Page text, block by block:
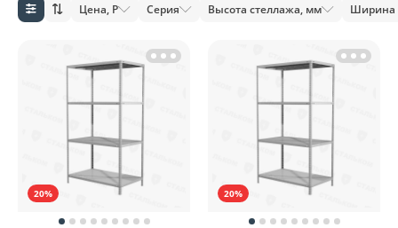
Цена, Р Серия Высота стеллажа, мм Ширина
20% 20%